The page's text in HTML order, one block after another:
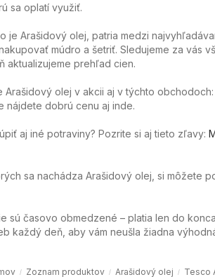
sa oplatí využiť.
je Arašidový olej, patria medzi
múdro a šetriť. Sledujeme za vás
aktualizujeme prehľad cien.
Arašidový olej v akcii aj v týchto
nájdete dobrú cenu aj inde.
aj iné potraviny? Pozrite si aj tieto zľavy:
sa nachádza Arašidový olej, si môžete
sú časovo obmedzené – platia len do
každý deň, aby vám neušla žiadna
Zoznam produktov Arašidový olej Tesco